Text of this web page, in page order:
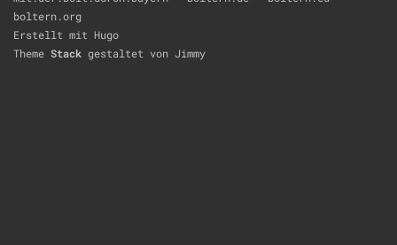
boltern.org
Erstellt mit Hugo
Theme Stack gestaltet von Jimmy